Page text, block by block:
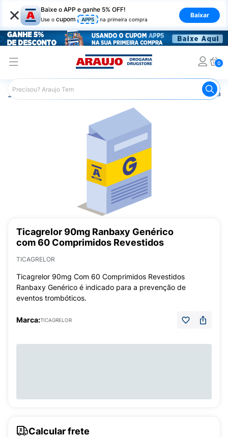
× Baixe o APP e ganhe 5% OFF!
Use o cupom APP5 na primeira compra
Baixar
0
Araujo Medicamentos Remédio para o Sistema
Ticagrelor 90mg Ranbaxy Genérico
com 60 Comprimidos Revestidos
TICAGRELOR
Ticagrelor 90mg Com 60 Comprimidos Revestidos
Ranbaxy Genérico é indicado para a prevenção de
eventos trombóticos.
Marca:TICAGRELOR
Calcular frete